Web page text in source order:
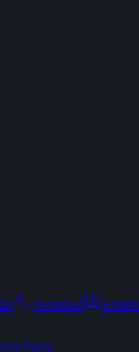
Terminal
Fonu